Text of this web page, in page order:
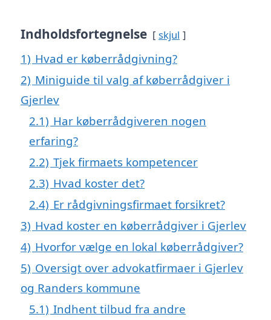
Indholdsfortegnelse skjul
1) Hvad er køberrådgivning?
2) Miniguide til valg af køberrådgiver i
Gjerlev
2.1) Har køberrådgiveren nogen
erfaring?
2.2) Tjek firmaets kompetencer
2.3) Hvad koster det?
2.4) Er rådgivningsfirmaet forsikret?
3) Hvad koster en køberrådgiver i Gjerlev
4) Hvorfor vælge en lokal køberrådgiver?
5) Oversigt over advokatfirmaer i Gjerlev
og Randers kommune
5.1) Indhent tilbud fra andre